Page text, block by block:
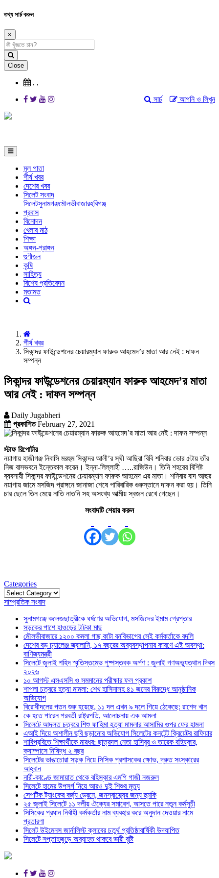
তথ্য সার্চ করুন
×
Close
, ,
আপনি ও লিখুন
সার্চ
মূল পাতা
শীর্ষ খবর
দেশের খবর
সিলেট সংবাদ
সিলেটসুনামগঞ্জমৌলভীবাজারহবিগঞ্জ
প্রবাস
বিনোদন
খেলার মাঠ
শিক্ষা
অঙ্গন-প্রাঙ্গন
গুণীজন
কৃষি
সাহিত্য
বিশেষ প্রতিবেদন
মতামত
শীর্ষ খবর
সিকান্দর ফাউন্ডেশনের চেয়ারম্যান ফারুক আহমেদ’র মাতা আর নেই : দাফন
সম্পন্ন
সিকান্দর ফাউন্ডেশনের চেয়ারম্যান ফারুক আহমেদ’র মাতা
আর নেই : দাফন সম্পন্ন
Daily Jugabheri
প্রকাশিতFebruary 27, 2021
স্টাফ রিপোর্টার
নয়াগায় হাজীগঞ্জ নিবাসি মরহুম সিকান্দর আলী’র স্থী আছিরা বিবি শনিবার ভোর ৫টায় তাঁর
নিজ বাসভবনে ইন্তেকাল করেন। ইন্না-লিল্লাহী …..রাজিউন। তিনি শহরের বিশিষ্ট
ব্যবসায়ী সিকান্দর ফাউন্ডেশনের চেয়ারম্যান ফারুক আহমেদ এর মাতা। শনিবার বাদ আছর
নয়াগায় জামে মসজিদ প্রাঙ্গনে জানাজা শেষে পারিবারিক গুরুস্তানে দাফন করা হয়। তিনি
চার ছেলে তিন মেয়ে নাতি নাতনি সহ অসংখ্য আত্মীয় স্বজন রেখে গেছেন।
সংবাদটি শেয়ার করুন
Categories
Categories
সাম্প্রতিক সংবাদ
সুনামগঞ্জে কলেজছাত্রীকে ধর্ষণের অভিযোগ, মসজিদের ইমাম গ্রেপ্তার
সড়কের পাশে হাওড়ের টাটকা মাছ
মৌলভীবাজারে ১২০০ কমলা গাছ কাটা বনবিভাগের সেই কর্মকর্তাকে বদলি
দেশের বড় চ্যালেঞ্জ জ্বালানি, ১৭ বছরের অব্যবস্থাপনার কারণে এই অবস্থা:
বাণিজ্যমন্ত্রী
সিলেটে জুলাই শহিদ স্মৃতিস্তম্ভে পুষ্পস্তবক অর্পণ : জুলাই গণঅভ্যুত্থান দিবস
২০২৬
১০ আগস্ট এসএসসি ও সমমানের পরীক্ষার ফল প্রকাশ
শাপলা চত্বরে হত্যা মামলা: শেখ হাসিনাসহ ৪১ জনের বিরুদ্ধে আনুষ্ঠানিক
অভিযোগ
বিরোধীদলের পতন শুরু হয়েছে, ১১ দল এখন ৯ দলে গিয়ে ঠেকেছে: রাশেদ খান
কে হতে পারেন পরবর্তী রাষ্ট্রপতি, আলোচনায় এক আমলা
সিলেটে আদলত চত্বরে শিশু ফাহিমা হত্যা মামলার আসামির ওপর ফের হামলা
এআই দিয়ে অশালীন ছবি ছড়ানোর অভিযোগ সিলেটের কনটেন্ট ক্রিয়েটর রাফিয়ার
শাবিপ্রবিতে শিক্ষার্থীকে মারধর: ছাত্রদল নেতা হাসিবুর ও তারেক বহিষ্কার,
ক্যাম্পাসে নিষিদ্ধ ২ বছর
সিলেটের ভাঙাচোরা সড়ক নিয়ে সিসিক প্রশাসকের ক্ষোভ, দ্রুত সংস্কারের
আহ্বান
নারী-কাণ্ডে জামায়াত থেকে বহিস্কার এমপি গাজী নজরুল
সিলেটে হামের উপসর্গ নিয়ে আরও দুই শিশুর মৃত্যু
সেপটিক ট্যাংকের বর্জ্য ড্রেনে, জনস্বাস্থ্যের জন্য হুমকি
২৫ জুলাই সিলেটে ১১ দলীয় ঐক্যের সমাবেশ, আসতে পারে নতুন কর্মসুচী
সিসিকের প্রধান নির্বাহী কর্মকর্তার নাম ব্যবহার করে অনুদান দেওয়ার নামে
প্রতারণা
সিলেট উইমেনস জার্নালিস্ট ক্লাবের চতুর্থ প্রতিষ্ঠাবার্ষিকী উদযাপিত
সিলেটে সপ্তাহজুড়ে অব্যাহত থাকবে ভারী বৃষ্টি